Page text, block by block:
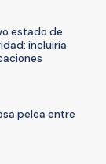
estado de
incluiría
pelea entre